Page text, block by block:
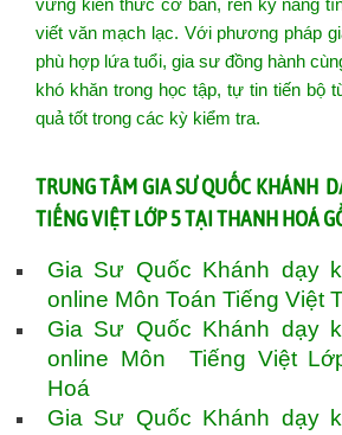
vững kiến thức cơ bản, rèn kỹ năng
viết văn mạch lạc. Với phương pháp
phù hợp lứa tuổi, gia sư đồng hành
khó khăn trong học tập, tự tin tiến bộ
quả tốt trong các kỳ kiểm tra.
TRUNG TÂM GIA SƯ QUỐC KHÁNH
TIẾNG VIỆT LỚP 5 TẠI THANH HOÁ
Gia Sư Quốc Khánh dạy
online Môn Toán Tiếng Việt
Gia Sư Quốc Khánh dạy
online Môn Tiếng Việt
Hoá
Gia Sư Quốc Khánh dạy